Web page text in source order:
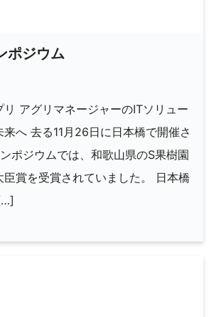
ポジウム
リ アグリマネージャーのITソリュー
へ 去る11月26日に日本橋で開催さ
ポジウムでは、和歌山県のS果樹園
臣賞を受賞されていました。 日本橋